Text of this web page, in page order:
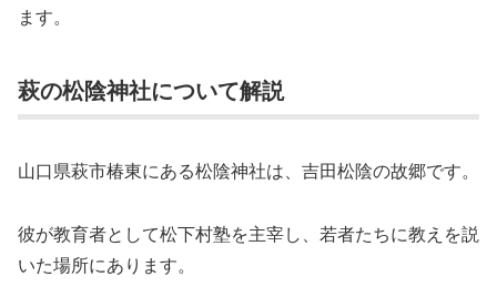
ます。
萩の松陰神社について解説
山口県萩市椿東にある松陰神社は、吉田松陰の故郷です。
彼が教育者として松下村塾を主宰し、若者たちに教えを説
いた場所にあります。